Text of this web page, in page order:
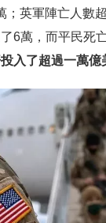
；英軍陣亡人數
6萬，而平民死
入了超過一萬億